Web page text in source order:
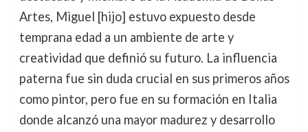
Artes, Miguel [hijo] estuvo expuesto desde
temprana edad a un ambiente de arte y
creatividad que definió su futuro. La influencia
paterna fue sin duda crucial en sus primeros años
como pintor, pero fue en su formación en Italia
donde alcanzó una mayor madurez y desarrollo